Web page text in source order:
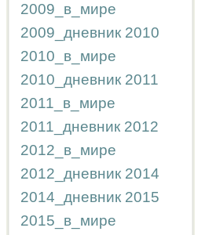
2009_в_мире
2009_дневник 2010
2010_в_мире
2010_дневник 2011
2011_в_мире
2011_дневник 2012
2012_в_мире
2012_дневник 2014
2014_дневник 2015
2015_в_мире